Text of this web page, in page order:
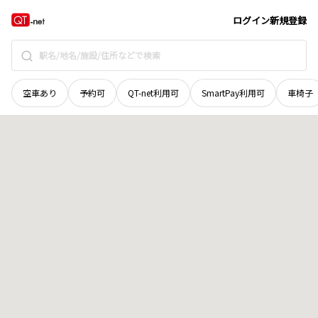
ログイン新規登録
空車あり 予約可 QT-net利用可 SmartPay利用可 車椅子
広島県